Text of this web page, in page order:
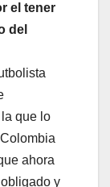
el tener
del
que lo
ahora
y